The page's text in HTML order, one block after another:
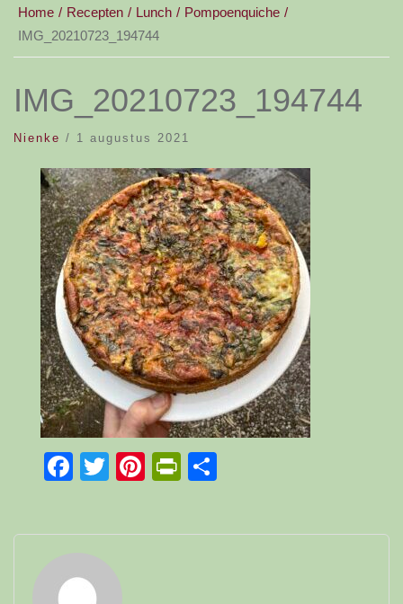
Home Recepten Lunch
Pompoenquiche
IMG_20210723_194744
IMG_20210723_194744
Nienke / 1 augustus 2021
Facebook
TwitterPinterest
PrintFriendly